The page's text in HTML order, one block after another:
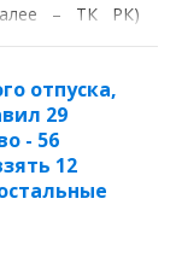
– ТК РК)
ребёнком до
отпуска,
29
- 56
12